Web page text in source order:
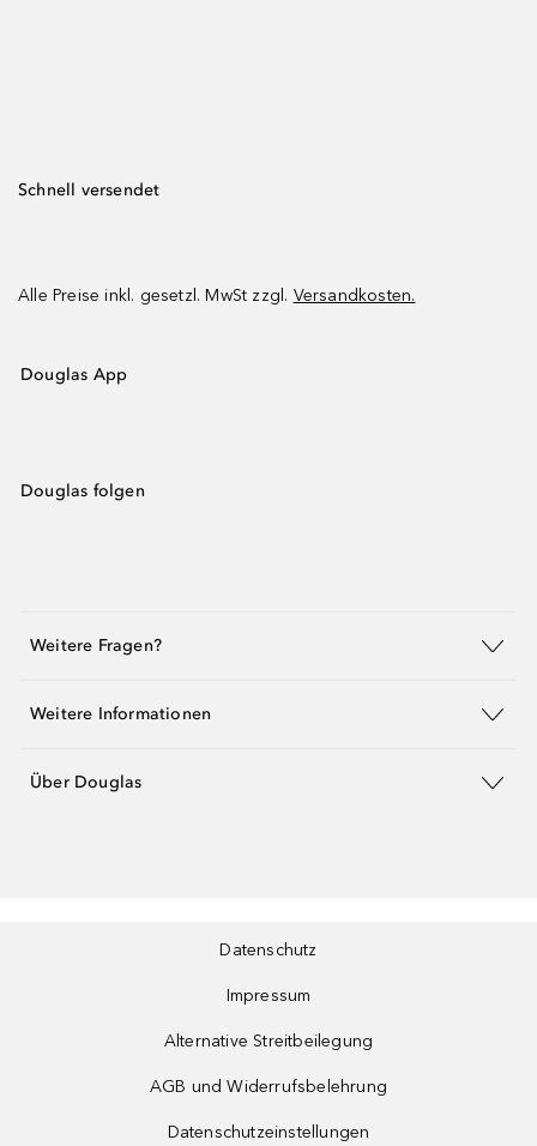
Schnell versendet
Alle Preise inkl. gesetzl. MwSt zzgl. Versandkosten.
Douglas App
Douglas folgen
Weitere Fragen?
Weitere Informationen
Über Douglas
Datenschutz
Impressum
Alternative Streitbeilegung
AGB und Widerrufsbelehrung
Datenschutzeinstellungen